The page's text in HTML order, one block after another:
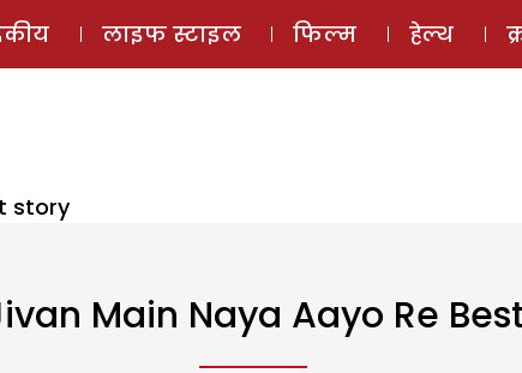
ई-मैगज़ीन
लाइफ स्टाइल फिल्म हेल्थ
story
Main Naya Aayo Re